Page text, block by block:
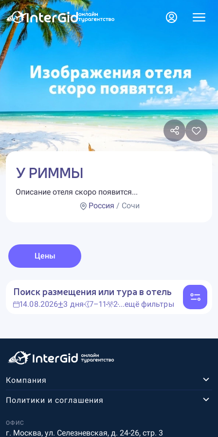
У РИММЫ
Описание отеля скоро появится...
Россия / Сочи
Цены
Поиск размещения или тура в отель
14.08.2026 3 дня 7–11 2...ещё фильтры
Компания
ОФИС
г. Москва, ул. Селезневская, д. 24-26, стр. 3
Политики и соглашения